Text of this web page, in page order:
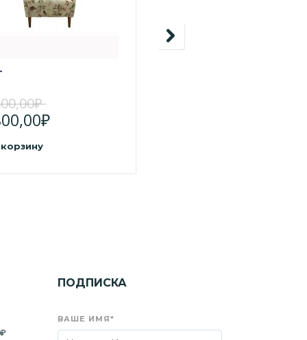
₽
₽
₽
ПОДПИСКА
ВАШЕ ИМЯ*